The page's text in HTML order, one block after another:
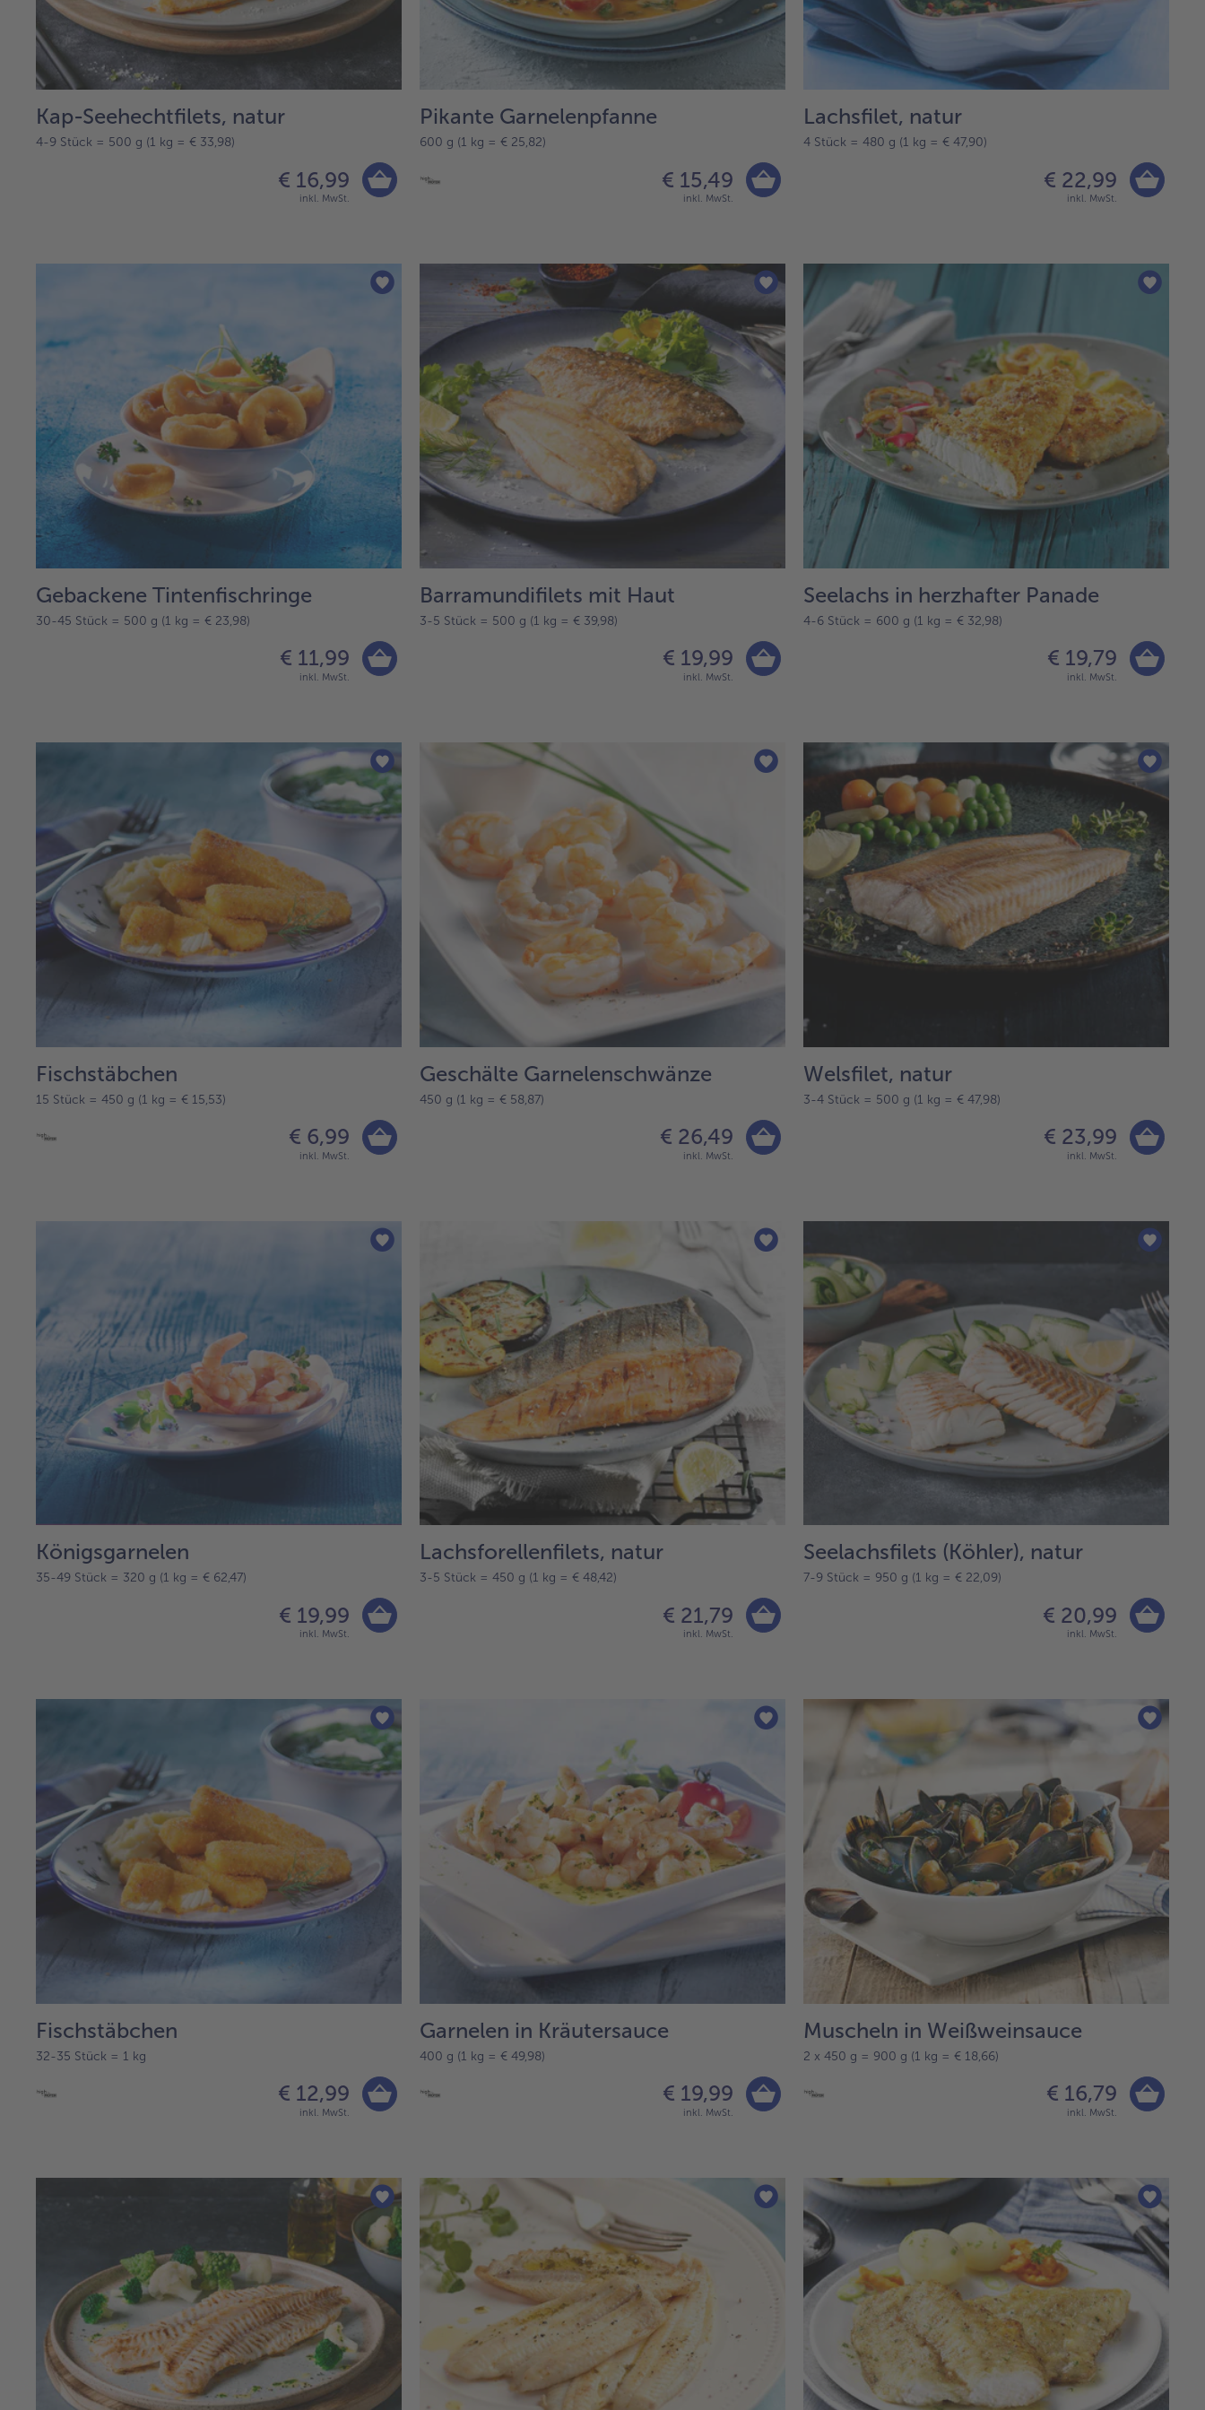
Kap-Seehechtfilets, natur
4-9 Stück = 500 g (1 kg = € 33,98)
€ 16,99
inkl. MwSt.
Pikante Garnelenpfanne
600 g (1 kg = € 25,82)
€ 15,49
inkl. MwSt.
Lachsfilet, natur
4 Stück = 480 g (1 kg = € 47,90)
€ 22,99
inkl. MwSt.
Gebackene Tintenfischringe
30-45 Stück = 500 g (1 kg = € 23,98)
€ 11,99
inkl. MwSt.
Barramundifilets mit Haut
3-5 Stück = 500 g (1 kg = € 39,98)
€ 19,99
inkl. MwSt.
Seelachs in herzhafter Panade
4-6 Stück = 600 g (1 kg = € 32,98)
€ 19,79
inkl. MwSt.
Fischstäbchen
15 Stück = 450 g (1 kg = € 15,53)
€ 6,99
inkl. MwSt.
Geschälte Garnelenschwänze
450 g (1 kg = € 58,87)
€ 26,49
inkl. MwSt.
Welsfilet, natur
3-4 Stück = 500 g (1 kg = € 47,98)
€ 23,99
inkl. MwSt.
Königsgarnelen
35-49 Stück = 320 g (1 kg = € 62,47)
€ 19,99
inkl. MwSt.
Lachsforellenfilets, natur
3-5 Stück = 450 g (1 kg = € 48,42)
€ 21,79
inkl. MwSt.
Seelachsfilets (Köhler), natur
7-9 Stück = 950 g (1 kg = € 22,09)
€ 20,99
inkl. MwSt.
Fischstäbchen
32-35 Stück = 1 kg
€ 12,99
inkl. MwSt.
Garnelen in Kräutersauce
400 g (1 kg = € 49,98)
€ 19,99
inkl. MwSt.
Muscheln in Weißweinsauce
2 x 450 g = 900 g (1 kg = € 18,66)
€ 16,79
inkl. MwSt.